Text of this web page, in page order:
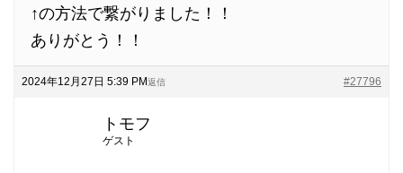
↑の方法で繋がりました！！
ありがとう！！
2024年12月27日 5:39 PM #27796
返信
トモフ
ゲスト